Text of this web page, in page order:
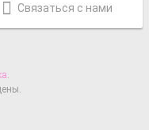
Связаться с нами
.